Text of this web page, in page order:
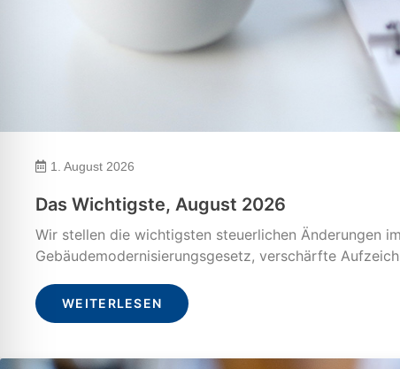
1. August 2026
Das Wichtigste, August 2026
Wir stellen die wichtigsten steuerlichen Änderungen
Gebäudemodernisierungsgesetz, verschärfte
WEITERLESEN